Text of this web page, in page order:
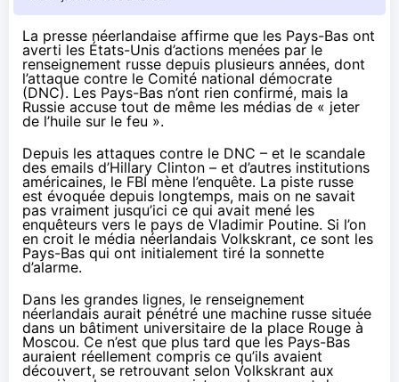
La presse néerlandaise affirme que les Pays-Bas ont
averti les États-Unis d’actions menées par le
renseignement russe depuis plusieurs années, dont
l’attaque contre le Comité national démocrate
(DNC). Les Pays-Bas n’ont rien confirmé, mais la
Russie accuse tout de même les médias de « jeter
de l’huile sur le feu ».
Depuis les attaques contre le DNC – et le scandale
des emails d’Hillary Clinton – et d’autres institutions
américaines, le FBI mène l’enquête. La piste russe
est évoquée depuis longtemps, mais on ne savait
pas vraiment jusqu’ici ce qui avait mené les
enquêteurs vers le pays de Vladimir Poutine. Si l’on
en croit le média néerlandais Volkskrant, ce sont les
Pays-Bas qui ont initialement tiré la sonnette
d’alarme.
Dans les grandes lignes, le renseignement
néerlandais aurait pénétré une machine russe située
dans un bâtiment universitaire de la place Rouge à
Moscou. Ce n’est que plus tard que les Pays-Bas
auraient réellement compris ce qu’ils avaient
découvert, se retrouvant selon Volkskrant aux